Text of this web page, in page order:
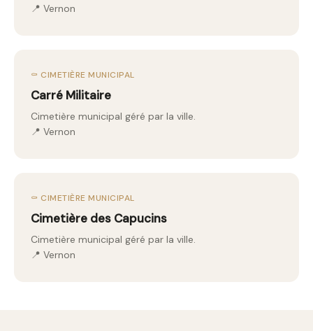
📍 Vernon
⚰️ CIMETIÈRE MUNICIPAL
Carré Militaire
Cimetière municipal géré par la ville.
📍 Vernon
⚰️ CIMETIÈRE MUNICIPAL
Cimetière des Capucins
Cimetière municipal géré par la ville.
📍 Vernon